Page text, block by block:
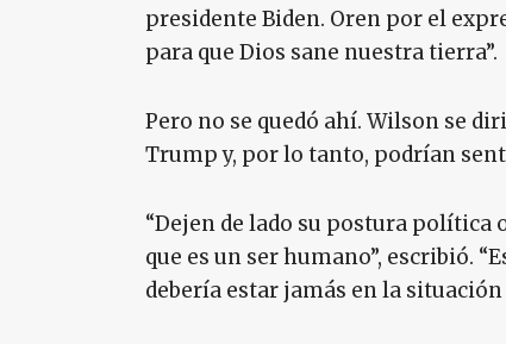
presidente Biden. Oren por el
para que Dios sane nuestra tierra”.
Pero no se quedó ahí. Wilson se
Trump y, por lo tanto, podrían
“Dejen de lado su postura política
que es un ser humano”, escribió.
debería estar jamás en la situación